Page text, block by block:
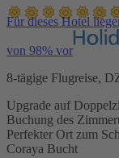
Für dieses Hotel
von 98% vor
8-tägige Flugreise,
Upgrade auf
Buchung des
Perfekter Ort zum
Coraya Bucht